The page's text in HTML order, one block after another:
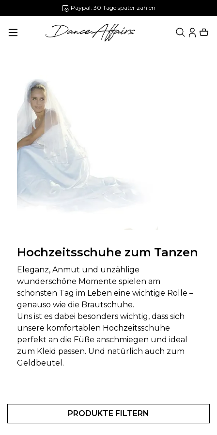
Paypal: 30 Tage später zahlen
Hochzeitsschuhe zum Tanzen
Eleganz, Anmut und unzählige
wunderschöne Momente spielen am
schönsten Tag im Leben eine wichtige Rolle –
genauso wie die Brautschuhe.
Uns ist es dabei besonders wichtig, dass sich
unsere komfortablen Hochzeitsschuhe
perfekt an die Füße anschmiegen und ideal
zum Kleid passen. Und natürlich auch zum
Geldbeutel.
PRODUKTE FILTERN